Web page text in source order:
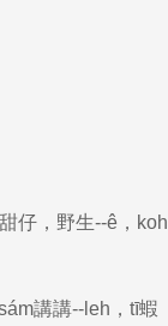
仔，野生--ê，koh
講講--leh，tī蝦